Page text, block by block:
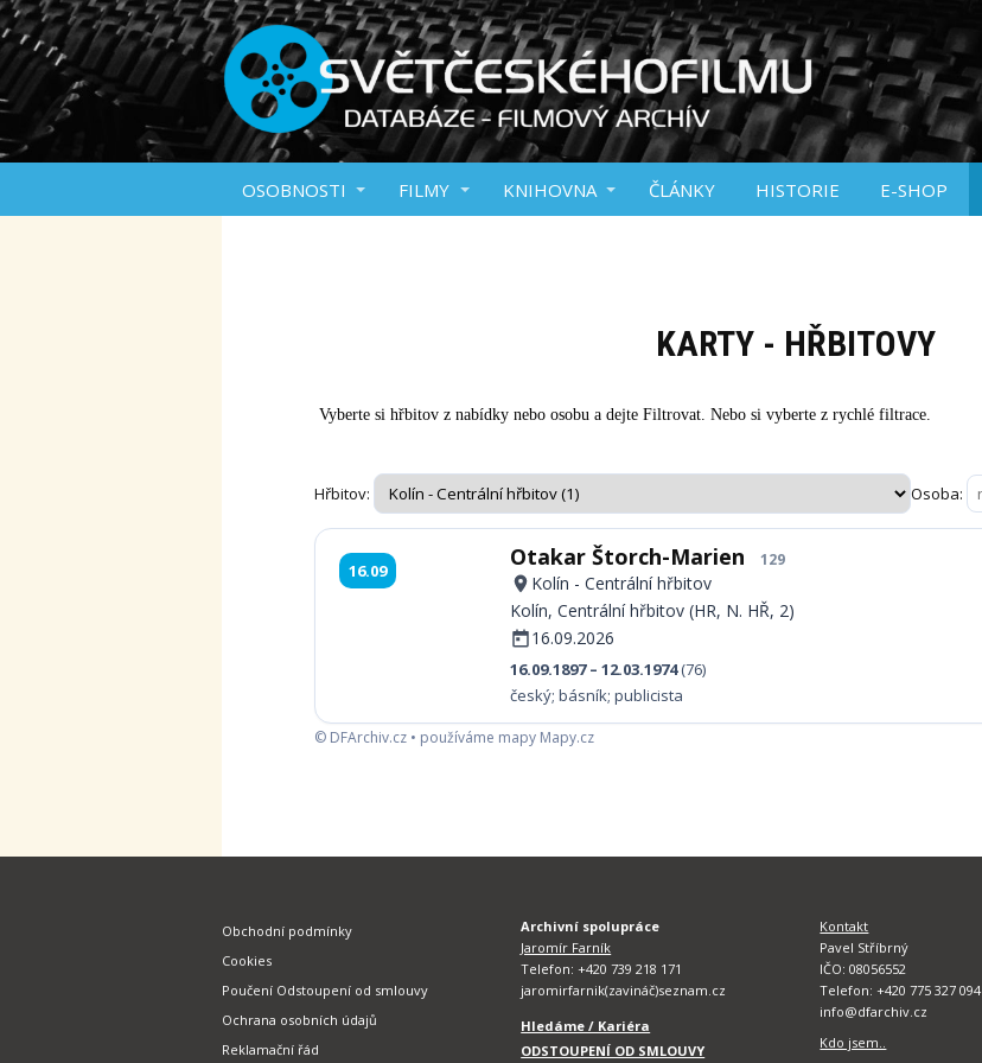
OSOBNOSTI FILMY KNIHOVNA ČLÁNKY HISTORIE E-SHOP
KARTY - HŘBITOVY
Vyberte si hřbitov z nabídky nebo osobu a dejte Filtrovat. Nebo si vyberte z rychlé filtrace.
Hřbitov: Osoba:
16.09 Otakar Štorch-Marien 129
Kolín - Centrální hřbitov
Kolín, Centrální hřbitov (HR, N. HŘ, 2)
16.09.2026
16.09.1897 – 12.03.1974(76)
český; básník; publicista
© DFArchiv.cz • používáme mapy Mapy.cz
Obchodní podmínky
Cookies
Poučení Odstoupení od smlouvy
Ochrana osobních údajů
Reklamační řád
Archivní spolupráce
Jaromír Farník
Telefon: +420 739 218 171
jaromirfarnik(zavináč)seznam.cz
Hledáme / Kariéra
ODSTOUPENÍ OD SMLOUVY
Kontakt
Pavel Stříbrný
IČO: 08056552
Telefon: +420 775 327 094
info@dfarchiv.cz
Kdo jsem..